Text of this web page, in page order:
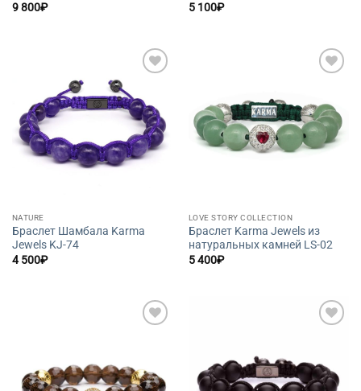
9 800₽
5 100₽
Добавить
в список
желаний
NATURE
Браслет Шамбала Karma
Jewels KJ-74
4 500₽
желаний
LOVE STORY COLLECTION
Браслет Karma Jewels из
натуральных камней LS-02
5 400₽
желаний